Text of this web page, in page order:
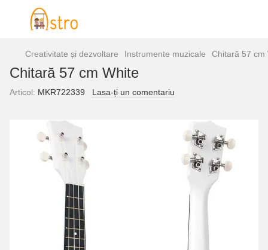
Creativitate și dezvoltare Instrumente muzicale Chitară 57 cm
Chitară 57 cm White
Articol: MKR722339 Lasa-ți un comentariu